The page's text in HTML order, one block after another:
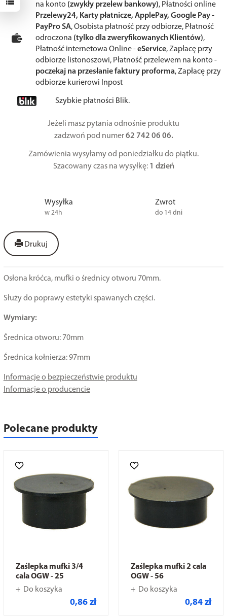
na konto (zwykły przelew bankowy), Płatności online
Przelewy24, Karty płatnicze, ApplePay, Google Pay -
PayPro SA, Osobista płatność przy odbiorze, Płatność
odroczona (tylko dla zweryfikowanych Klientów),
Płatność internetowa Online -eService, Zapłacę przy
odbiorze listonoszowi, Płatność przelewem na konto -
poczekaj na przesłanie faktury proforma, Zapłacę przy
odbiorze kurierowi Inpost
Szybkie płatności Blik.
Jeżeli masz pytania odnośnie produktu
zadzwoń pod numer62 742 06 06.
Zamówienia wysyłamy od poniedziałku do piątku.
Szacowany czas na wysyłkę: 1 dzień
Wysyłka
w 24h
Zwrot
do 14 dni
Drukuj
Osłona króćca, mufki o średnicy otworu 70mm.
Służy do poprawy estetyki spawanych części.
Wymiary:
Średnica otworu: 70mm
Średnica kołnierza: 97mm
Informacje o bezpieczeństwie produktu
Informacje o producencie
Polecane produkty
Zaślepka mufki 3/4
cala OGW - 25
Do koszyka
0,86 zł
Zaślepka mufki 2 cala
OGW - 56
Do koszyka
0,84 zł